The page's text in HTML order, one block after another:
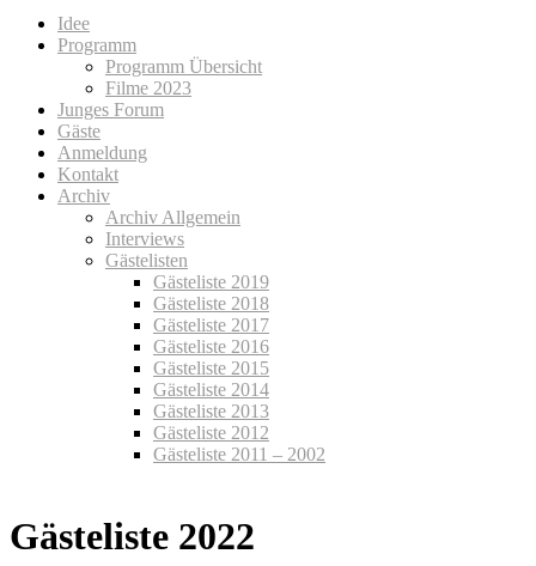
Idee
Programm
Programm Übersicht
Filme 2023
Junges Forum
Gäste
Anmeldung
Kontakt
Archiv
Archiv Allgemein
Interviews
Gästelisten
Gästeliste 2019
Gästeliste 2018
Gästeliste 2017
Gästeliste 2016
Gästeliste 2015
Gästeliste 2014
Gästeliste 2013
Gästeliste 2012
Gästeliste 2011 – 2002
Gästeliste 2022